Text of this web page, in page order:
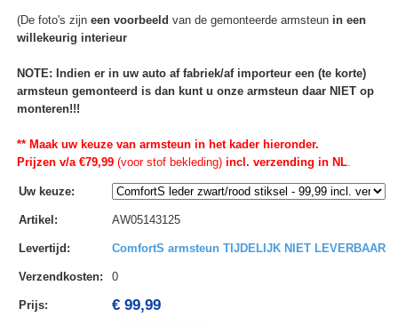
(De foto's zijn een voorbeeld van de gemonteerde armsteun in een
willekeurig interieur
NOTE: Indien er in uw auto af fabriek/af importeur een (te korte)
armsteun gemonteerd is dan kunt u onze armsteun daar NIET op
monteren!!!
** Maak uw keuze van armsteun in het kader hieronder.
Prijzen v/a €79,99(voor stof bekleding)incl. verzending in NL.
Uw keuze:
Artikel : AW05143125
Levertijd : ComfortS armsteun TIJDELIJK NIET LEVERBAAR
Verzendkosten: 0
Prijs: € 99,99